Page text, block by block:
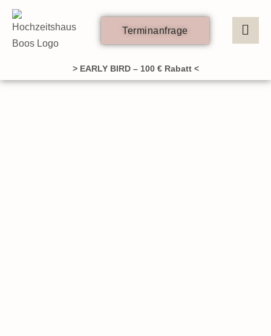
Zum
Inhalt
springen
Terminanfrage
> EARLY BIRD – 100 € Rabatt <